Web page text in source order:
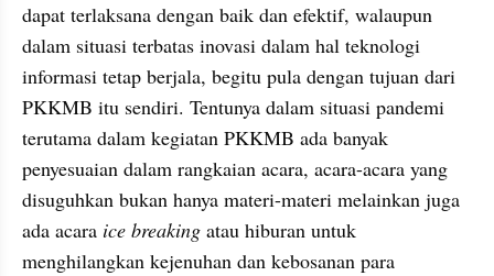
dapat terlaksana dengan baik dan efektif, walaupun
dalam situasi terbatas inovasi dalam hal teknologi
informasi tetap berjala, begitu pula dengan tujuan dari
PKKMB itu sendiri. Tentunya dalam situasi pandemi
terutama dalam kegiatan PKKMB ada banyak
penyesuaian dalam rangkaian acara, acara-acara yang
disuguhkan bukan hanya materi-materi melainkan juga
ada acara ice breaking atau hiburan untuk
menghilangkan kejenuhan dan kebosanan para